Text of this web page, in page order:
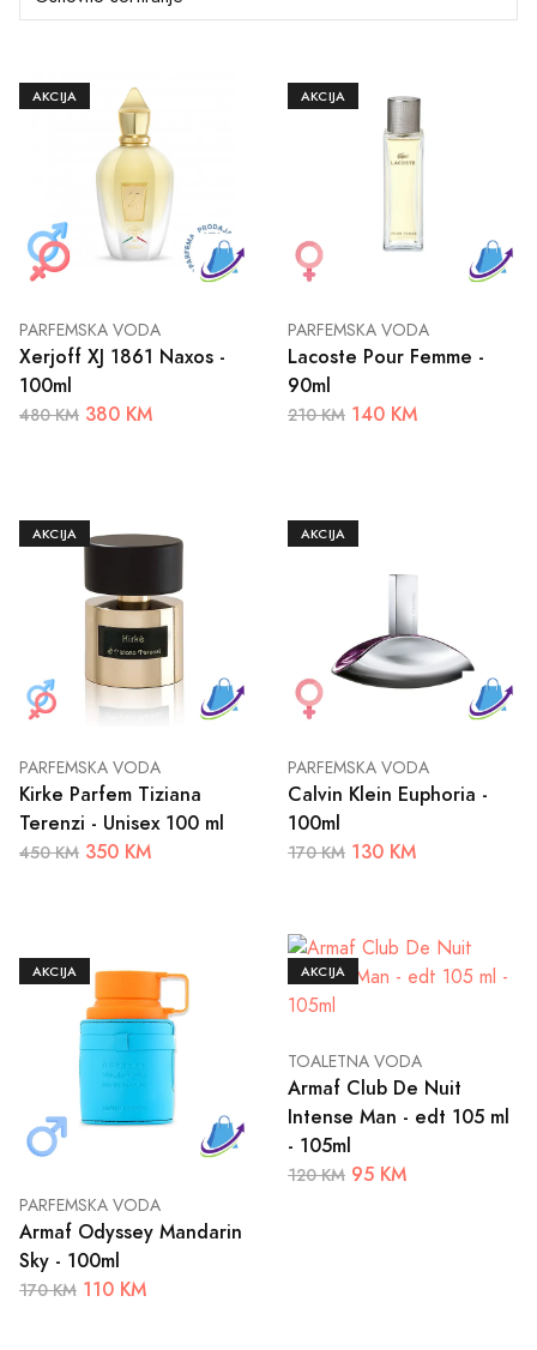
AKCIJA
PARFEMSKA VODA
Xerjoff XJ 1861 Naxos -
100ml
480 KM 380 KM
AKCIJA
PARFEMSKA VODA
Lacoste Pour Femme -
90ml
210 KM 140 KM
AKCIJA
PARFEMSKA VODA
Kirke Parfem Tiziana
Terenzi - Unisex 100 ml
450 KM 350 KM
AKCIJA
PARFEMSKA VODA
Calvin Klein Euphoria -
100ml
170 KM 130 KM
AKCIJA
PARFEMSKA VODA
Armaf Odyssey Mandarin
Sky - 100ml
170 KM 110 KM
AKCIJA
TOALETNA VODA
Armaf Club De Nuit
Intense Man - edt 105 ml
- 105ml
120 KM 95 KM